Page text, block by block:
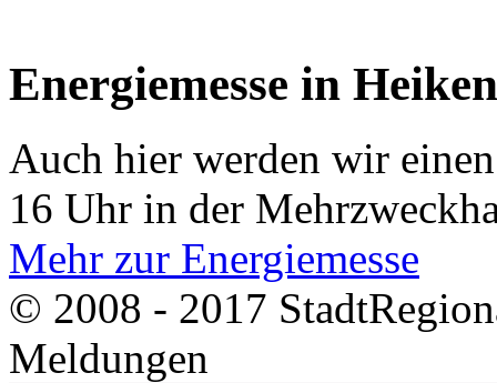
Energiemesse in
Auch hier werden wir
16 Uhr in der
Mehr zur Energiemesse
© 2008 - 2017
Meldungen